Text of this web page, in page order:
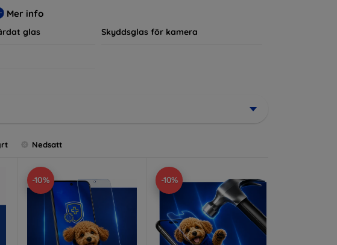
skyddet för sin enhet.
Mer info
glas Skyddsglas för kamera
Nedsatt
-10% -10%